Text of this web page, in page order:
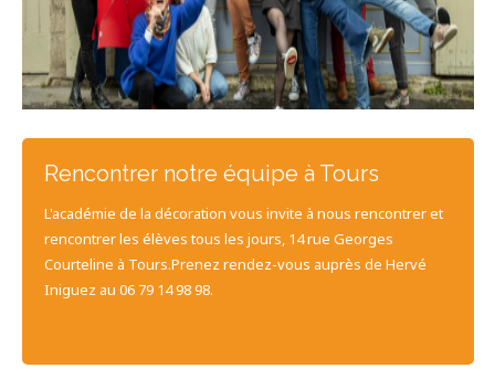
Rencontrer notre équipe à Tours
L'académie de la décoration vous invite à nous rencontrer et
rencontrer les élèves tous les jours, 14 rue Georges
Courteline à Tours.Prenez rendez-vous auprès de Hervé
Iniguez au 06 79 14 98 98.